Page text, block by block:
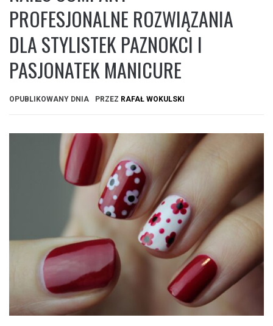
PROFESJONALNE ROZWIĄZANIA
DLA STYLISTEK PAZNOKCI I
PASJONATEK MANICURE
OPUBLIKOWANY DNIA PRZEZ RAFAŁ WOKULSKI